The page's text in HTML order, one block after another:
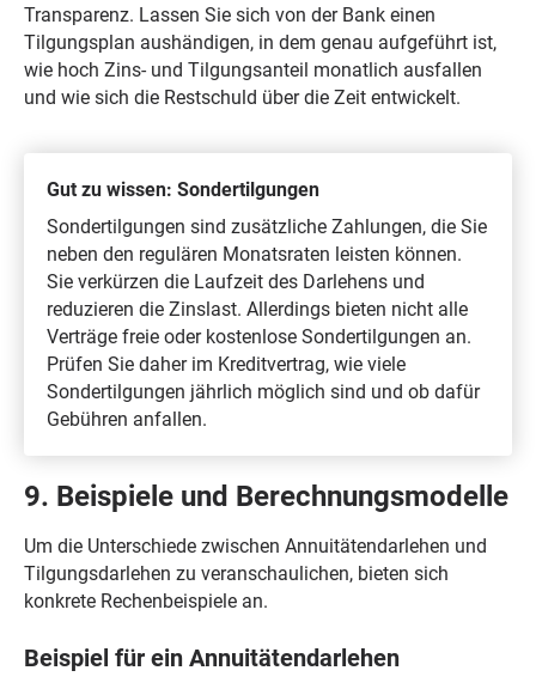
Transparenz. Lassen Sie sich von der Bank einen
Tilgungsplan aushändigen, in dem genau aufgeführt ist,
wie hoch Zins- und Tilgungsanteil monatlich ausfallen
und wie sich die Restschuld über die Zeit entwickelt.
Gut zu wissen: Sondertilgungen
Sondertilgungen sind zusätzliche Zahlungen, die Sie
neben den regulären Monatsraten leisten können.
Sie verkürzen die Laufzeit des Darlehens und
reduzieren die Zinslast. Allerdings bieten nicht alle
Verträge freie oder kostenlose Sondertilgungen an.
Prüfen Sie daher im Kreditvertrag, wie viele
Sondertilgungen jährlich möglich sind und ob dafür
Gebühren anfallen.
9. Beispiele und Berechnungsmodelle
Um die Unterschiede zwischen Annuitätendarlehen und
Tilgungsdarlehen zu veranschaulichen, bieten sich
konkrete Rechenbeispiele an.
Beispiel für ein Annuitätendarlehen